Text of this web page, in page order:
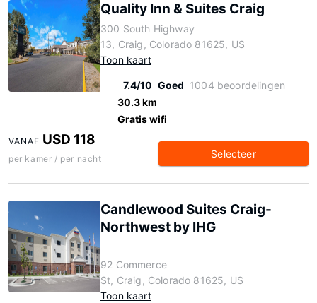
Quality Inn & Suites Craig
300 South Highway
13, Craig, Colorado 81625, US
Toon kaart
7.4/10 Goed 1004 beoordelingen
30.3 km
Gratis wifi
VANAF USD 118
per kamer / per nacht Selecteer
Candlewood Suites Craig-
Northwest by IHG
92 Commerce
St, Craig, Colorado 81625, US
Toon kaart